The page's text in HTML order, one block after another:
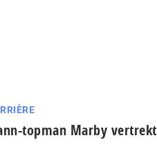
topman Marby vertrekt